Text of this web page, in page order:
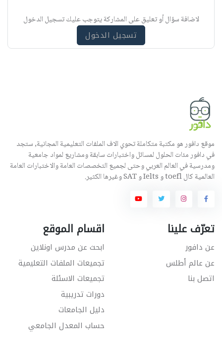
ي
لاضافة سؤال أو تعليق على المشاركة يتوجب عليك تسجيل الدخول
تسجيل الدخول
موقع دافور هو مكتبة متكاملة تحوي الاف الملفات التعليمية المجانية, ستجد
في دافور مئات الحلول لمسائل واختبارات سابقة ومشاريع لمواد جامعية
ومدرسية في العالم العربي وحتى لجميع التخصصات العامة والاختبارات العامة
العالمية كال toefl و Ielts و SAT وغيرها الكثير.
تعرّف علينا
عن دافور
عن عالم أطلس
اتصل بنا
اقسام الموقع
ابحث عن مدرس اونلاين
تجميعات الملفات التعليمية
تجميعات الاسئلة
دورات تدريبية
دليل الجامعات
حساب المعدل الجامعي